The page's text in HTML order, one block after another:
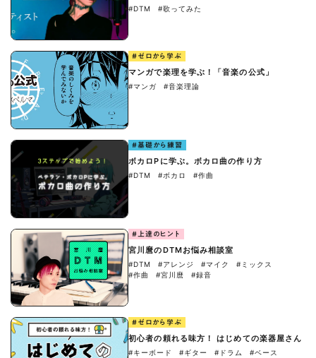
#DTM #歌ってみた
#ゼロから学ぶ
マンガで楽理を学ぶ！「音楽の公式」
#マンガ #音楽理論
#基礎から練習
ボカロPに学ぶ。ボカロ曲の作り方
#DTM #ボカロ #作曲
#上達のヒント
宮川麿のDTMお悩み相談室
#DTM #アレンジ #マイク
#ミックス
#作曲
#宮川麿 #録音
#ゼロから学ぶ
初心者の頼れる味方！ はじめての楽器屋さん
#キーボード #ギター #ドラム
#ベース